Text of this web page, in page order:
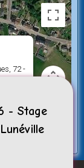
- Stage
72 -